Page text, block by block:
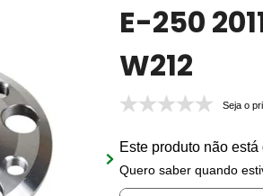
E-250
W212
Seja o
Este produto não
Quero saber quando